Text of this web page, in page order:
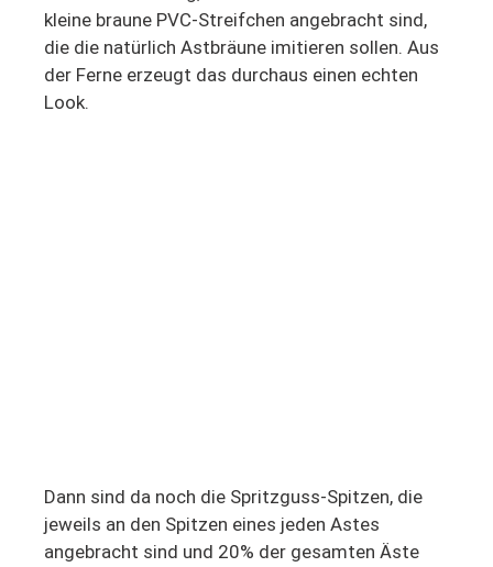
kleine braune PVC-Streifchen angebracht sind,
die die natürlich Astbräune imitieren sollen. Aus
der Ferne erzeugt das durchaus einen echten
Look.
Dann sind da noch die Spritzguss-Spitzen, die
jeweils an den Spitzen eines jeden Astes
angebracht sind und 20% der gesamten Äste